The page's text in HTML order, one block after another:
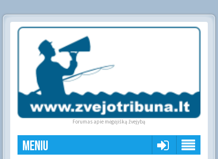
Forumas apie mėgėjišką žvejybą
Meniu